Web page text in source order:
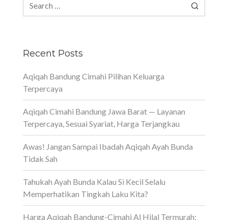
Recent Posts
Aqiqah Bandung Cimahi Pilihan Keluarga
Terpercaya
Aqiqah Cimahi Bandung Jawa Barat — Layanan
Terpercaya, Sesuai Syariat, Harga Terjangkau
Awas! Jangan Sampai Ibadah Aqiqah Ayah Bunda
Tidak Sah
Tahukah Ayah Bunda Kalau Si Kecil Selalu
Memperhatikan Tingkah Laku Kita?
Harga Aqiqah Bandung-Cimahi Al Hilal Termurah: